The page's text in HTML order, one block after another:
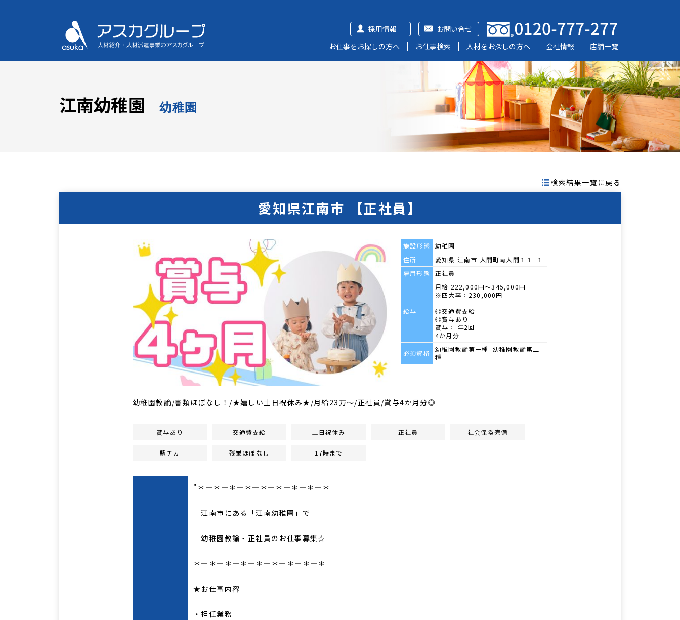
お問い合せ
採用情報
お仕事をお探しの方へ
お仕事検索 人材をお探しの方へ 会社情報 店舗一覧
江南幼稚園 幼稚園
検索結果一覧に戻る
愛知県江南市 【正社員】
施設形態
幼稚園
住所
愛知県 江南市 大間町南大間１１−１
雇用形態
正社員
給与
月給 222,000円～345,000円
※四大卒：230,000円
◎交通費支給
◎賞与あり
賞与： 年2回
4か月分
必須資格
幼稚園教諭第一種 幼稚園教諭第二
種
幼稚園教諭/書類ほぼなし！/★嬉しい土日祝休み★/月給23万～/正社員/賞与4か月分◎
賞与あり 交通費支給 土日祝休み 正社員 社会保険完備
駅チカ 残業ほぼなし 17時まで
"＊―＊―＊―＊―＊―＊―＊―＊―＊
江南市にある「江南幼稚園」で
幼稚園教諭・正社員のお仕事募集☆
＊―＊―＊―＊―＊―＊―＊―＊―＊
★お仕事内容
￣￣￣￣￣￣
・担任業務